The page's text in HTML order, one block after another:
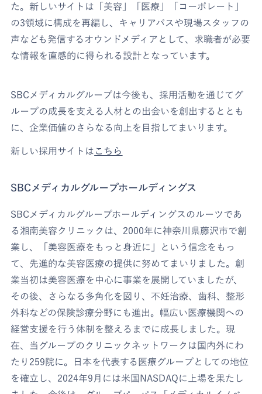
た。新しいサイトは「美容」「医療」「コーポレート」
の3領域に構成を再編し、キャリアパスや現場スタッフの
声なども発信するオウンドメディアとして、求職者が必要
な情報を直感的に得られる設計となっています。
SBCメディカルグループは今後も、採用活動を通じてグ
ループの成長を支える人材との出会いを創出するととも
に、企業価値のさらなる向上を目指してまいります。
新しい採用サイトは こちら
SBCメディカルグループホールディングス
SBCメディカルグループホールディングスのルーツであ
る湘南美容クリニックは、2000年に神奈川県藤沢市で創
業し、「美容医療をもっと身近に」という信念をもっ
て、先進的な美容医療の提供に努めてまいりました。創
業当初は美容医療を中心に事業を展開していましたが、
その後、さらなる多角化を図り、不妊治療、歯科、整形
外科などの保険診療分野にも進出。幅広い医療機関への
経営支援を行う体制を整えるまでに成長しました。現
在、当グループのクリニックネットワークは国内外にわ
たり259院に。日本を代表する医療グループとしての地位
を確立し、2024年9月には米国NASDAQに上場を果たし